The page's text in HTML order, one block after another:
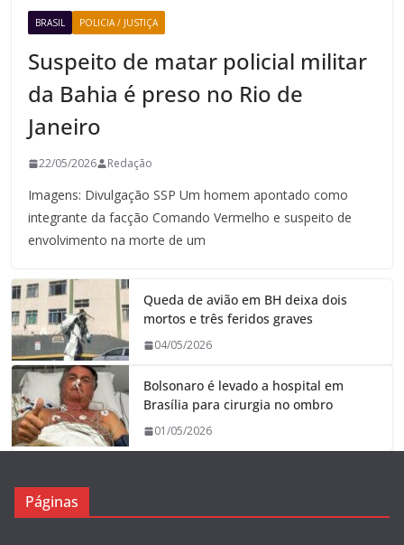
BRASIL POLICIA / JUSTIÇA
Suspeito de matar policial militar
da Bahia é preso no Rio de
Janeiro
22/05/2026 Redação
Imagens: Divulgação SSP Um homem apontado como
integrante da facção Comando Vermelho e suspeito de
envolvimento na morte de um
Queda de avião em BH deixa dois
mortos e três feridos graves
04/05/2026
Bolsonaro é levado a hospital em
Brasília para cirurgia no ombro
01/05/2026
Páginas